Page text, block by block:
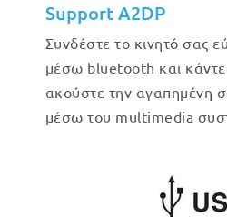
Support A2DP
Συνδέστε το κινητό σας
μέσω bluetooth και κάντε
ακούστε την αγαπημένη
μέσω του multimedia